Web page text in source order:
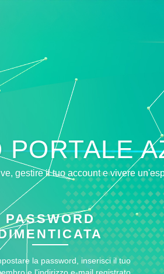
gestire il tuo account e vivere
PASSWORD
la password, inserisci il tuo